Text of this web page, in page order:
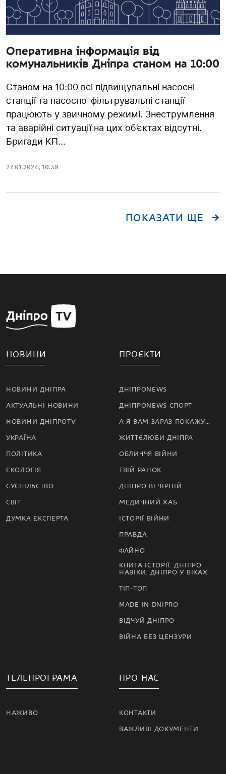
Оперативна інформація від
комунальників Дніпра станом на 10:00
Станом на 10:00 всі підвищувальні насосні
станції та насосно-фільтрувальні станції
працюють у звичному режимі. Знеструмлення
та аварійні ситуації на цих об’єктах відсутні.
Бригади КП...
27.01.2024, 10:30
ПОКАЗАТИ ЩЕ
НОВИНИ
НОВИНИ ДНІПРА
АКТУАЛЬНІ НОВИНИ
НОВИНИ ДНІПРОTV
УКРАЇНА
ПОЛІТИКА
ЕКОЛОГІЯ
СУСПІЛЬСТВО
СВІТ
ДУМКА ЕКСПЕРТА
ПРОЄКТИ
ДНІПРОNEWS
ДНІПРОNEWS СПОРТ
А Я ВАМ ЗАРАЗ ПОКАЖУ…
ЖИТТЄЛЮБИ ДНІПРА
ОБЛИЧЧЯ ВІЙНИ
ТВІЙ РАНОК
ДНІПРО ВЕЧІРНІЙ
МЕДИЧНИЙ ХАБ
ІСТОРІЇ ВІЙНИ
ПРАВДА
ФАЙНО
КНИГА ІСТОРІЇ. ДНІПРО
НАВІКИ. ДНІПРО У ВІКАХ
ТІП-ТОП
MADE IN DNIPRO
ВІДЧУЙ ДНІПРО
ВІЙНА БЕЗ ЦЕНЗУРИ
ТЕЛЕПРОГРАМА
НАЖИВО
ПРО НАС
КОНТАКТИ
ВАЖЛИВІ ДОКУМЕНТИ